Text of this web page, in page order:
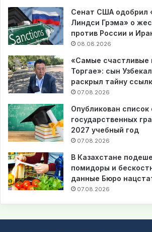
Сенат США одобрил
Линдси Грэма» о
против России и
08.08.2026
«Самые счастливые
Торгае»: сын
раскрыл тайну
07.08.2026
Опубликован
государственных
2027 учебный год
07.08.2026
В Казахстане
помидоры и
данные Бюро
07.08.2026